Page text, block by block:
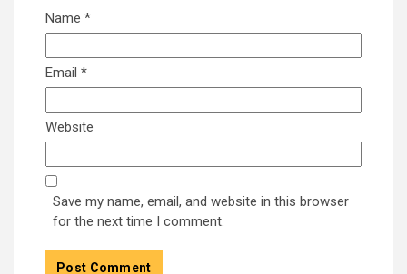
Name *
Email *
Website
Save my name, email, and website in this browser
for the next time I comment.